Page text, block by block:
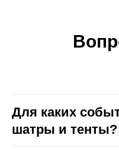
Для каких
шатры и тенты?